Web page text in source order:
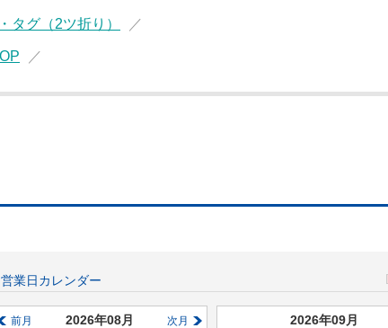
タグ（2ツ折り）
営業日カレンダー
2026年08月
前月 次月
2026年09月